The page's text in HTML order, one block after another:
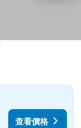
查看價格